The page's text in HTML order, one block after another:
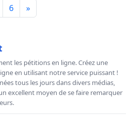
6 »
les pétitions en ligne. Créez une
en utilisant notre service puissant !
tous les jours dans divers médias,
excellent moyen de se faire remarquer